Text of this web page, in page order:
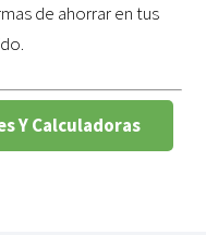
de ahorrar en tus
Y Calculadoras